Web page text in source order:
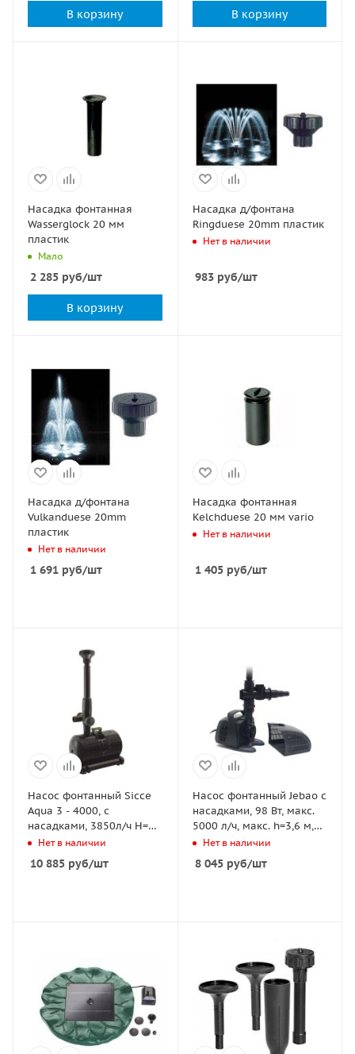
В корзину В корзину
Насадка фонтанная
Wasserglock 20 мм
пластик
Мало
2 285 руб/шт
В корзину
Насадка д/фонтана
Ringduese 20mm пластик
Нет в наличии
983руб/шт
Насадка д/фонтана
Vulkanduese 20mm
пластик
Нет в наличии
1 691 руб/шт
Насадка фонтанная
Kelchduese 20 мм vario
Нет в наличии
1 405руб/шт
Насос фонтанный Sicce
Aqua 3 - 4000, с
насадками, 3850л/ч H=3м
длина шнура 10м
Нет в наличии
10 885 руб/шт
Насос фонтанный Jebao с
насадками, 98 Вт, макс.
5000 л/ч, макс. h=3,6 м,
кабель 10 м
Нет в наличии
8 045руб/шт